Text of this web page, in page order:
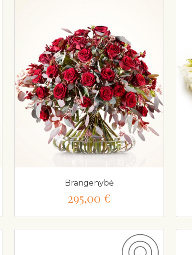
Brangenybė
295,00 €